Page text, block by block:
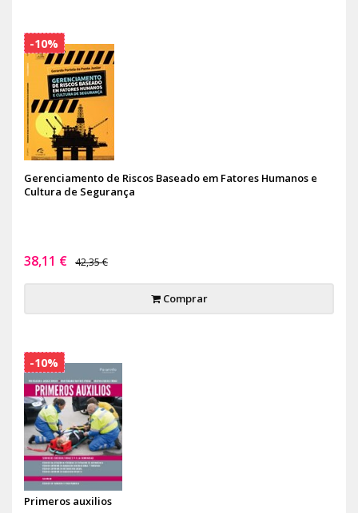
Gerenciamento de Riscos Baseado em Fatores Humanos e
Cultura de Segurança
38,11 € 42,35 €
Comprar
-10%
Primeros auxilios
-10%